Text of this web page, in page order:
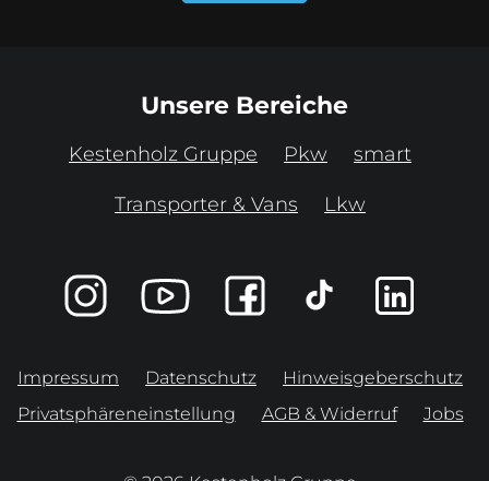
Unsere Bereiche
Kestenholz Gruppe Pkw smart
Transporter & Vans Lkw
Impressum Datenschutz
Hinweisgeberschutz
Privatsphäreneinstellung
AGB & Widerruf Jobs